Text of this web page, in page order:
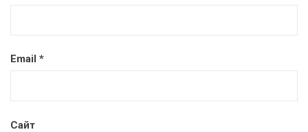
Email *
Сайт